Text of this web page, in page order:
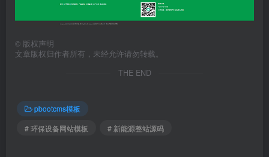
© 版权声明
文章版权归作者所有，未经允许请勿转载。
THE END
pbootcms模板
# 环保设备网站模板
# 新能源整站源码